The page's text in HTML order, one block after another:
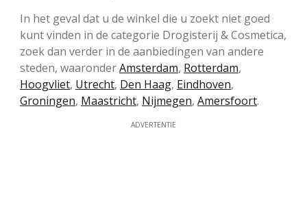
In het geval dat u de winkel die u zoekt niet goed
kunt vinden in de categorie Drogisterij & Cosmetica,
zoek dan verder in de aanbiedingen van andere
steden, waaronderAmsterdam, Rotterdam,
Hoogvliet, Utrecht, Den Haag, Eindhoven,
Groningen, Maastricht, Nijmegen, Amersfoort.
ADVERTENTIE